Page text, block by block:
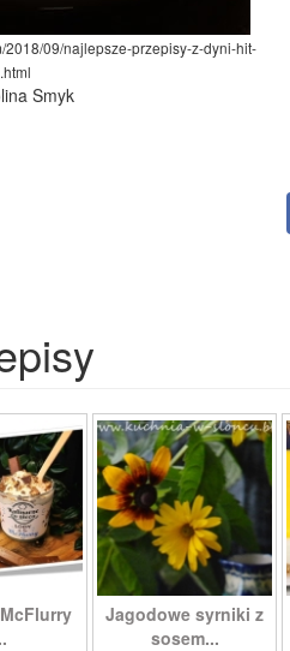
2018/09/najlepsze-przepisy-z-dyni-hit-
Smyk
Jagodowe syrniki z
sosem...